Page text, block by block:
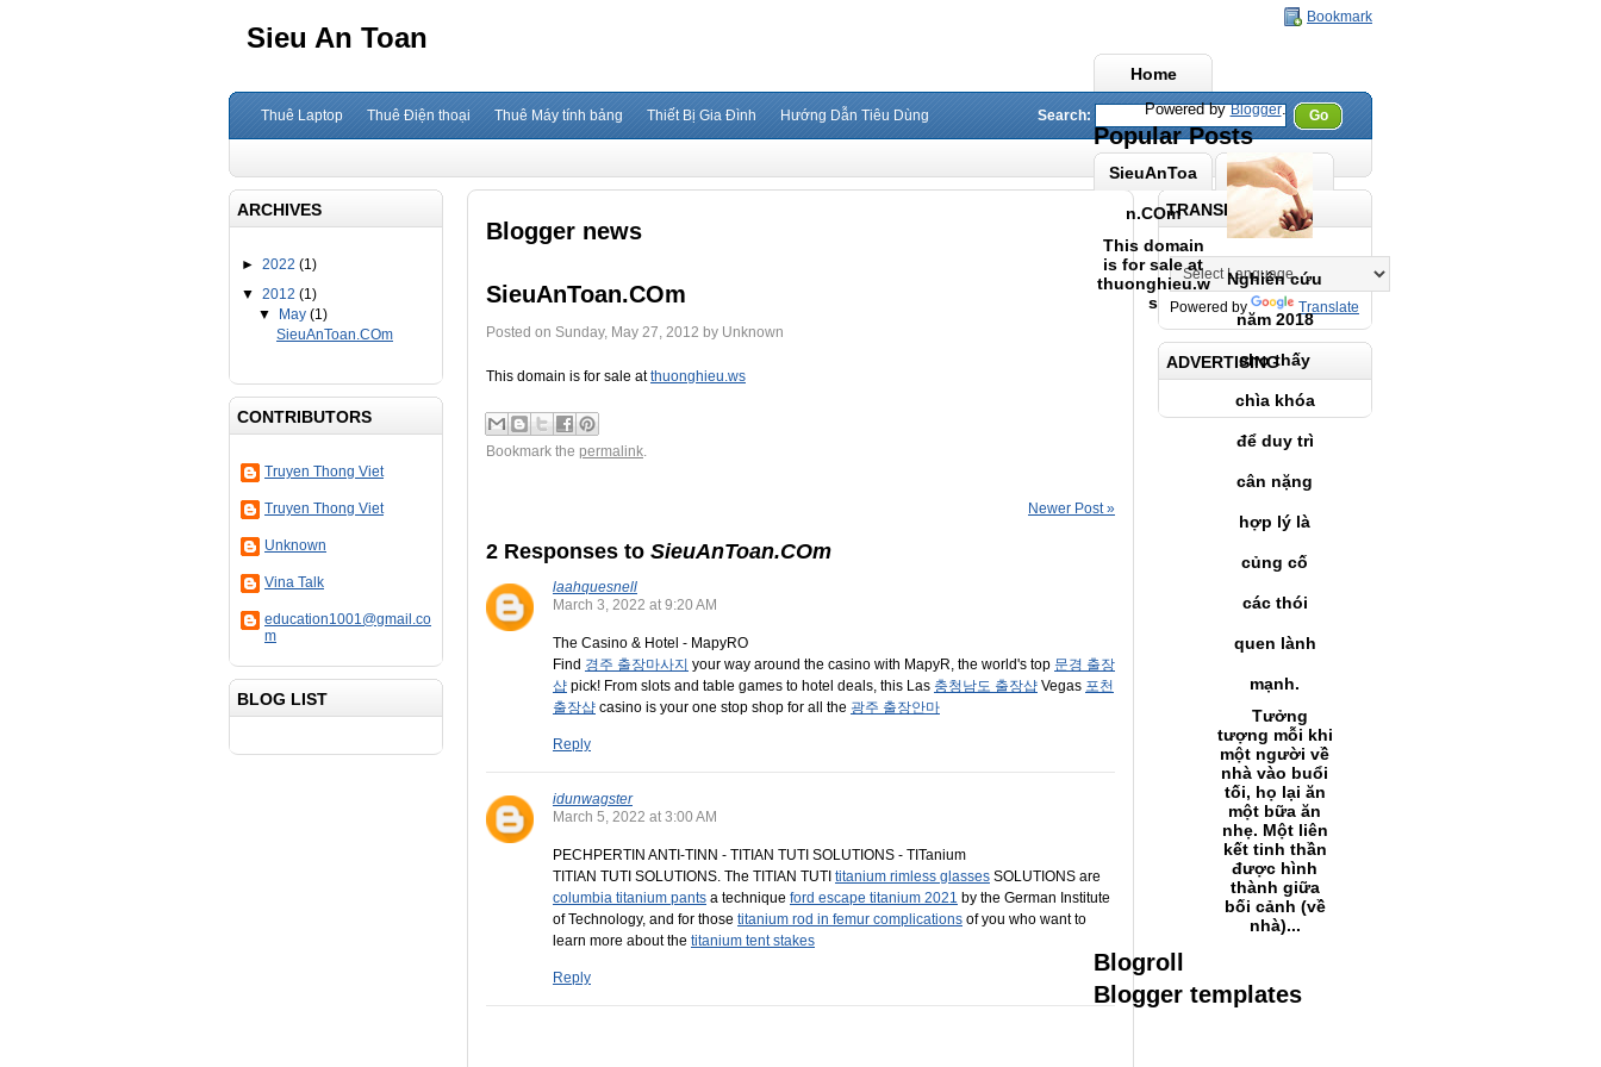
Sieu An Toan
Bookmark
Home
Powered byBlogger.
Popular Posts
SieuAnToa
n.COm
This domain
is for sale at
thuonghieu.w
s
Nghiên cứu
năm 2018
cho thấy
chìa khóa
để duy trì
cân nặng
hợp lý là
củng cố
các thói
quen lành
mạnh.
Tưởng
tượng mỗi khi
một người về
nhà vào buổi
tối, họ lại ăn
một bữa ăn
nhẹ. Một liên
kết tinh thần
được hình
thành giữa
bối cảnh (về
nhà)...
Blogroll
Blogger templates
Thuê Laptop Thuê Điện thoại Thuê Máy tính bảng Thiết Bị Gia Đình Hướng Dẫn Tiêu Dùng Search: Go
ARCHIVES
► 2022 (1)
▼ 2012 (1)
▼
May (1)
SieuAnToan.COm
CONTRIBUTORS
Truyen Thong Viet
Truyen Thong Viet
Unknown
Vina Talk
education1001@gmail.co
m
BLOG LIST
Blogger news
SieuAnToan.COm
Posted on Sunday, May 27, 2012 by Unknown
This domain is for sale atthuonghieu.ws
Bookmark the permalink.
Newer Post»
2 Responses to SieuAnToan.COm
laahquesnell
March 3, 2022 at 9:20 AM
The Casino & Hotel - MapyRO
Find 경주 출장마사지 your way around the casino with MapyR, the world's top 문경 출장
샵 pick! From slots and table games to hotel deals, this Las 충청남도 출장샵 Vegas 포천
출장샵 casino is your one stop shop for all the 광주 출장안마
Reply
idunwagster
March 5, 2022 at 3:00 AM
PECHPERTIN ANTI-TINN - TITIAN TUTI SOLUTIONS - TITanium
TITIAN TUTI SOLUTIONS. The TITIAN TUTI titanium rimless glasses SOLUTIONS are
columbia titanium pants a technique ford escape titanium 2021 by the German Institute
of Technology, and for those titanium rod in femur complications of you who want to
learn more about the titanium tent stakes
Reply
TRANSLATE
Powered by Translate
ADVERTISING